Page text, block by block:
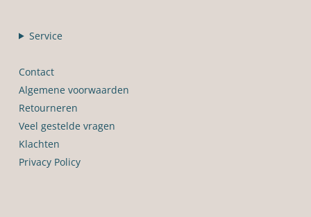
Service
Contact
Algemene voorwaarden
Retourneren
Veel gestelde vragen
Klachten
Privacy Policy